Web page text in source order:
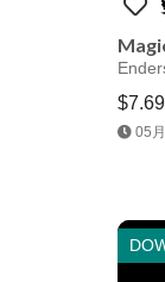
$7.69
05